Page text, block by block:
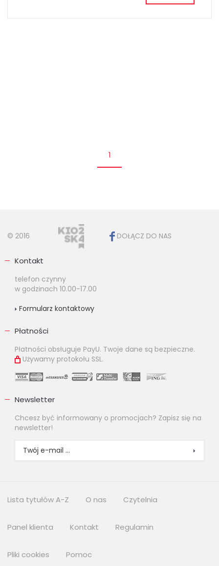
1
© 2016 DOŁĄCZ DO NAS
Kontakt
telefon czynny
w godzinach 10.00-17.00
Formularz kontaktowy
Płatności
Płatności obsługuje PayU. Twoje dane są bezpieczne.
Używamy protokołu SSL.
Newsletter
Chcesz być informowany o promocjach? Zapisz się na
newsletter!
Lista tytułów A-Z O nas Czytelnia
Panel klienta Kontakt Regulamin
Pliki cookies Pomoc